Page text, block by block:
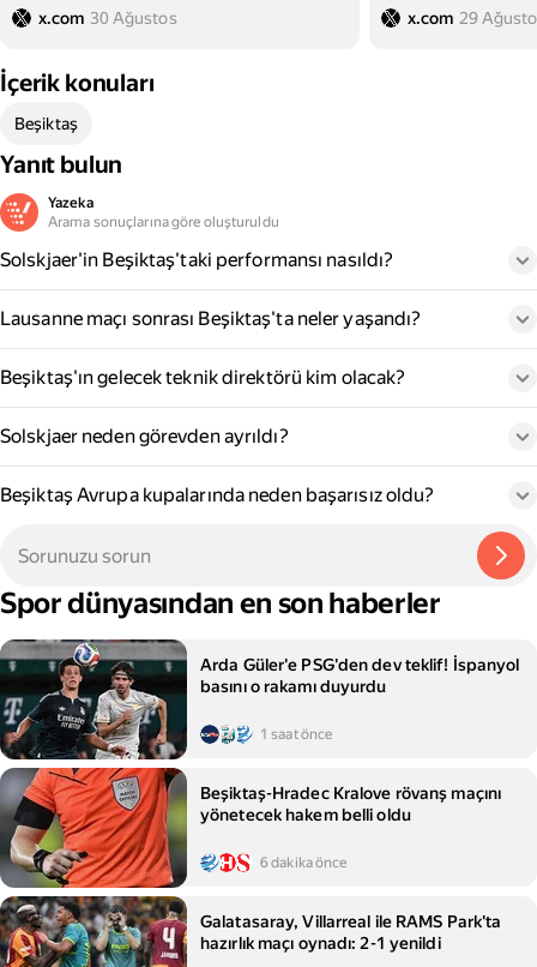
x.com 30 Ağustos
x.com 29
İçerik konuları
Beşiktaş
Yanıt bulun
Yazeka
Arama sonuçlarına göre oluşturuldu
Solskjaer'in Beşiktaş'taki performansı nasıldı?
Lausanne maçı sonrası Beşiktaş'ta neler yaşandı?
Beşiktaş'ın gelecek teknik direktörü kim olacak?
Solskjaer neden görevden ayrıldı?
Beşiktaş Avrupa kupalarında neden başarısız oldu?
Spor dünyasından en son haberler
Arda Güler'e PSG'den dev teklif! İspanyol
basını o rakamı duyurdu
1 saat önce
Beşiktaş-Hradec Kralove rövanş maçını
yönetecek hakem belli oldu
6 dakika önce
Galatasaray, Villarreal ile RAMS Park'ta
hazırlık maçı oynadı: 2-1 yenildi